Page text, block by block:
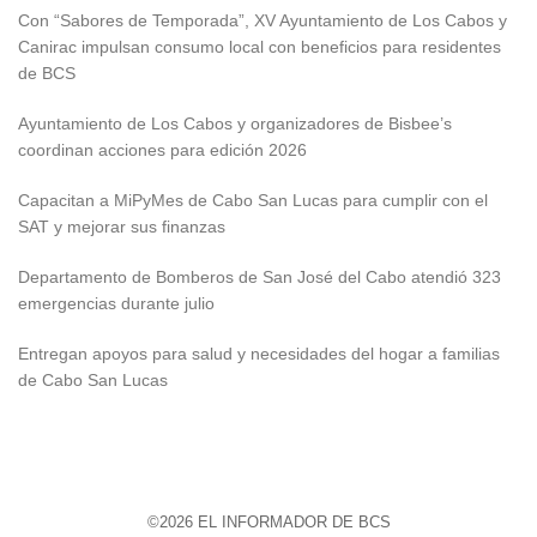
Con “Sabores de Temporada”, XV Ayuntamiento de Los Cabos y
Canirac impulsan consumo local con beneficios para residentes
de BCS
Ayuntamiento de Los Cabos y organizadores de Bisbee’s
coordinan acciones para edición 2026
Capacitan a MiPyMes de Cabo San Lucas para cumplir con el
SAT y mejorar sus finanzas
Departamento de Bomberos de San José del Cabo atendió 323
emergencias durante julio
Entregan apoyos para salud y necesidades del hogar a familias
de Cabo San Lucas
©2026 EL INFORMADOR DE BCS